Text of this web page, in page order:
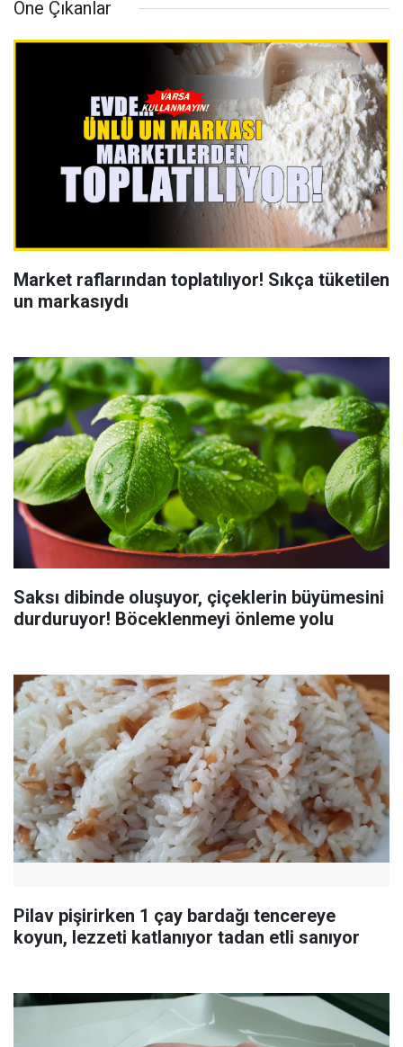
Öne Çıkanlar
Market raflarından toplatılıyor! Sıkça tüketilen
un markasıydı
Saksı dibinde oluşuyor, çiçeklerin büyümesini
durduruyor! Böceklenmeyi önleme yolu
Pilav pişirirken 1 çay bardağı tencereye
koyun, lezzeti katlanıyor tadan etli sanıyor